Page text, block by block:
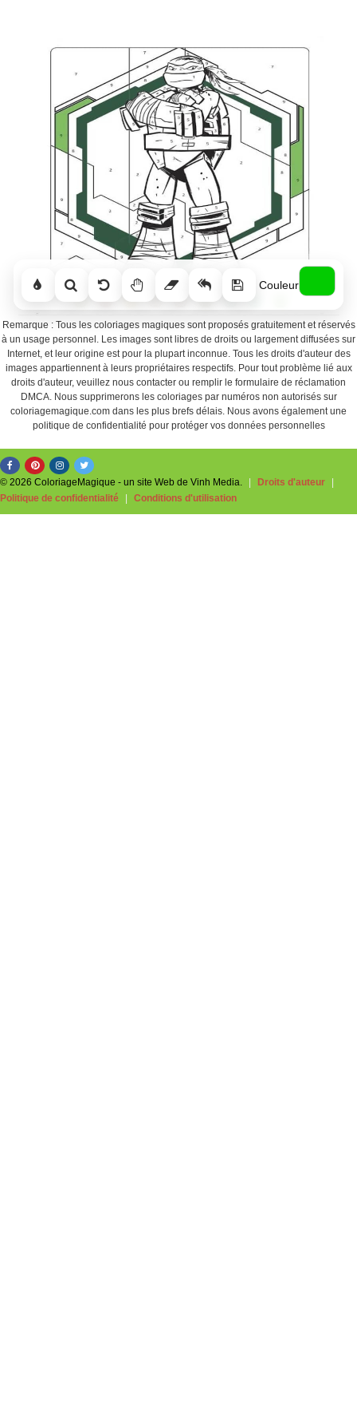
Couleur
Remarque : Tous les coloriages magiques sont proposés gratuitement et réservés
à un usage personnel. Les images sont libres de droits ou largement diffusées sur
Internet, et leur origine est pour la plupart inconnue. Tous les droits d'auteur des
images appartiennent à leurs propriétaires respectifs. Pour tout problème lié aux
droits d'auteur, veuillez nous contacter ou remplir le formulaire de réclamation
DMCA. Nous supprimerons les coloriages par numéros non autorisés sur
coloriagemagique.com dans les plus brefs délais. Nous avons également une
politique de confidentialité pour protéger vos données personnelles
© 2026 ColoriageMagique - un site Web de Vinh Media. Droits d'auteur
Politique de confidentialité
Conditions d'utilisation